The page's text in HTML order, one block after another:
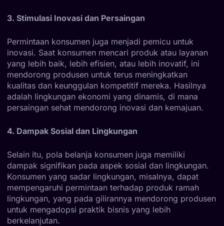
3. Stimulasi Inovasi dan Persaingan
Permintaan konsumen juga menjadi pemicu untuk
inovasi. Saat konsumen mencari produk atau layanan
yang lebih baik, lebih efisien, atau lebih inovatif, ini
mendorong produsen untuk terus meningkatkan
kualitas dan keunggulan kompetitif mereka. Hasilnya
adalah lingkungan ekonomi yang dinamis, di mana
persaingan sehat mendorong inovasi dan kemajuan.
4. Dampak Sosial dan Lingkungan
Selain itu, pola belanja konsumen juga memiliki
dampak signifikan pada aspek sosial dan lingkungan.
Konsumen yang sadar lingkungan, misalnya, dapat
mempengaruhi permintaan terhadap produk ramah
lingkungan, yang pada gilirannya mendorong produsen
untuk mengadopsi praktik bisnis yang lebih
berkelanjutan.